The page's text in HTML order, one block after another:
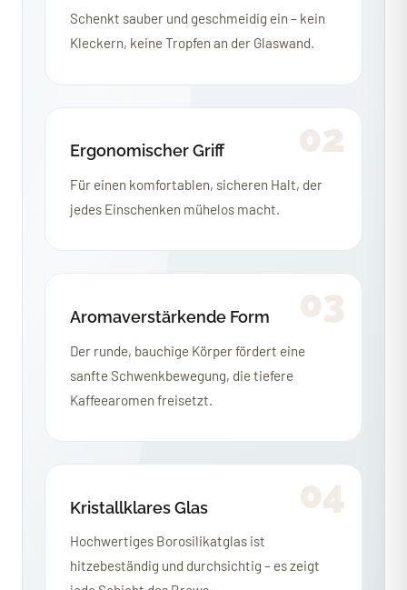
Schenkt sauber und geschmeidig ein – kein
Kleckern, keine Tropfen an der Glaswand.
02
Ergonomischer Griff
Für einen komfortablen, sicheren Halt, der
jedes Einschenken mühelos macht.
03
Aromaverstärkende Form
Der runde, bauchige Körper fördert eine
sanfte Schwenkbewegung, die tiefere
Kaffeearomen freisetzt.
04
Kristallklares Glas
Hochwertiges Borosilikatglas ist
hitzebeständig und durchsichtig – es zeigt